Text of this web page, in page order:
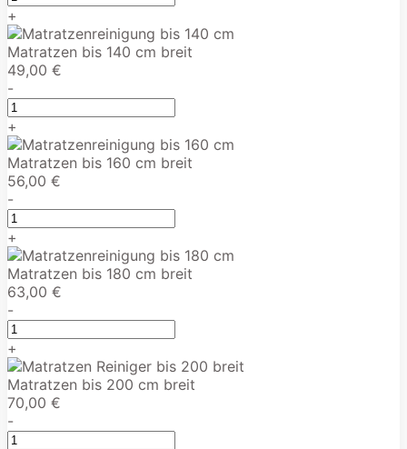
+
Matratzen bis 140 cm breit
49,00 €
-
+
Matratzen bis 160 cm breit
56,00 €
-
+
Matratzen bis 180 cm breit
63,00 €
-
+
Matratzen bis 200 cm breit
70,00 €
-